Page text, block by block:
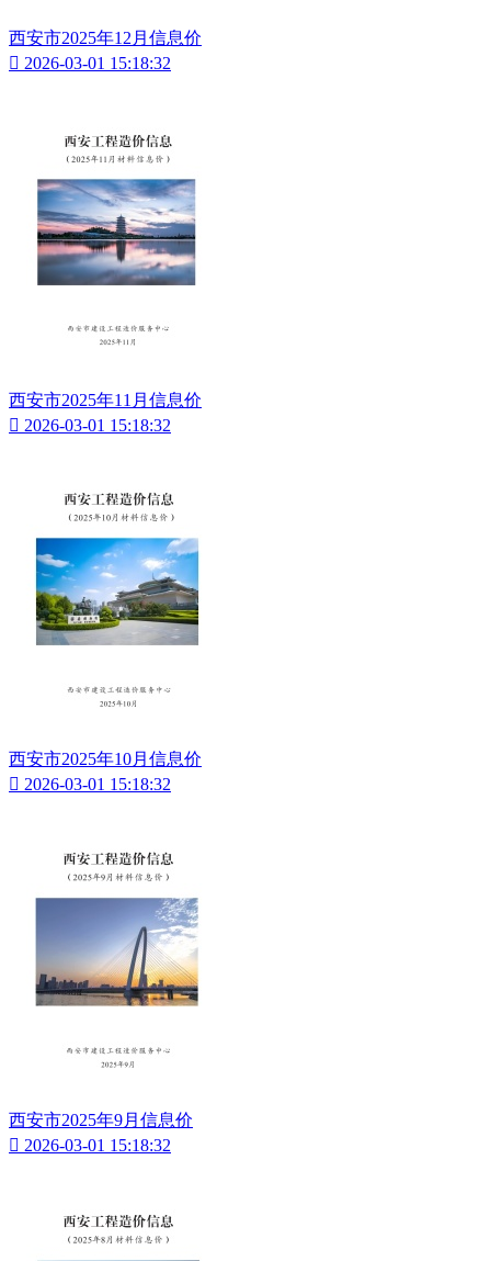
西安市2025年12月信息价
 2026-03-01 15:18:32
西安市2025年11月信息价
 2026-03-01 15:18:32
西安市2025年10月信息价
 2026-03-01 15:18:32
西安市2025年9月信息价
 2026-03-01 15:18:32